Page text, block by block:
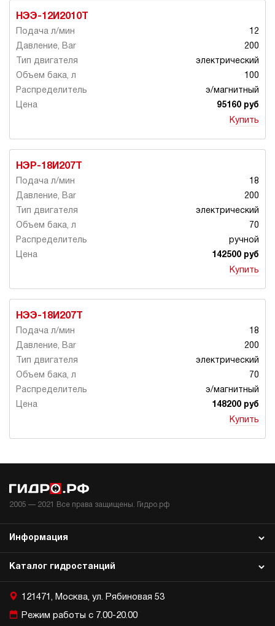
НЭЭ-12И2010Т
12
200
электрический
100
э/магнитный
95160 руб
Купить
НЭР-18И207Т
18
200
электрический
70
ручной
142500 руб
Купить
НЭЭ-18И207Т
18
200
электрический
70
э/магнитный
148200 руб
Купить
2005 — 2021 Все права защищены. Гидро.рф
Каталог гидростанций
Информация
121471, Москва, ул. Рябиновая 53
Режим работы с 7.00-20.00